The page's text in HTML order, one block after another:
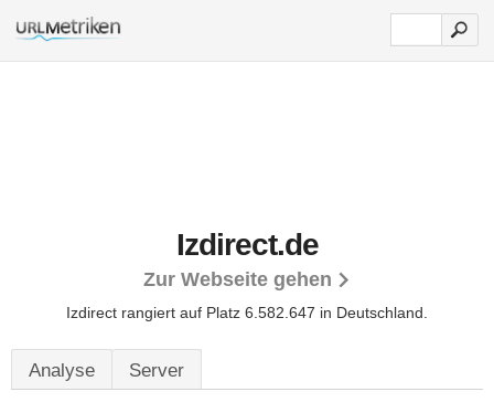
Izdirect.de
Zur Webseite gehen
Izdirect rangiert auf Platz 6.582.647 in Deutschland.
Analyse Server